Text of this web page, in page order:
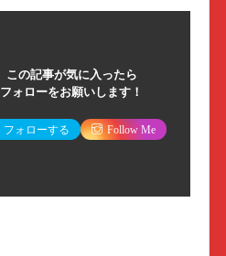
この記事が気に入ったら
フォローをお願いします！
フォローする Follow Me